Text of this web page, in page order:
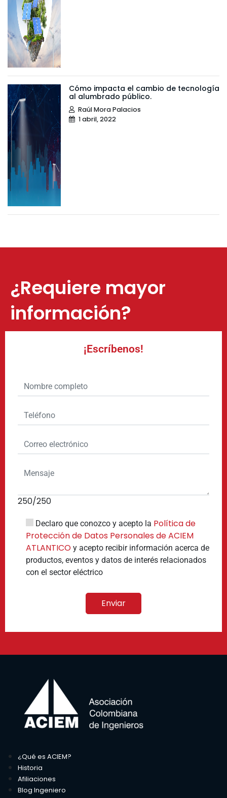
Cómo impacta el cambio de tecnología
al alumbrado público.
Raúl Mora Palacios
1 abril, 2022
¿Requiere mayor
información?
¡Escríbenos!
250/250
Declaro que conozco y acepto la Política de
Protección de Datos Personales de ACIEM
ATLANTICO y acepto recibir información acerca de
productos, eventos y datos de interés relacionados
con el sector eléctrico
¿Qué es ACIEM?
Historia
Afiliaciones
Blog Ingeniero